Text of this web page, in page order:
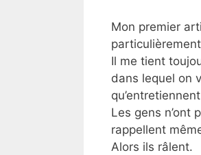
Mon premier
Il me tient
dans lequel on
Les gens n’ont
rappellent
Alors ils râlent.